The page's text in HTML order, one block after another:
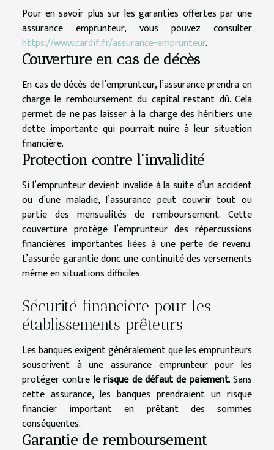
Pour en savoir plus sur les garanties offertes par une
assurance emprunteur, vous pouvez consulter
https://www.cardif.fr/assurance-emprunteur.
Couverture en cas de décès
En cas de décès de l’emprunteur, l’assurance prendra en
charge le remboursement du capital restant dû. Cela
permet de ne pas laisser à la charge des héritiers une
dette importante qui pourrait nuire à leur situation
financière.
Protection contre l’invalidité
Si l’emprunteur devient invalide à la suite d’un accident
ou d’une maladie, l’assurance peut couvrir tout ou
partie des mensualités de remboursement. Cette
couverture protège l’emprunteur des répercussions
financières importantes liées à une perte de revenu.
L’assurée garantie donc une continuité des versements
même en situations difficiles.
Sécurité financière pour les
établissements prêteurs
Les banques exigent généralement que les emprunteurs
souscrivent à une assurance emprunteur pour les
protéger contre le risque de défaut de paiement. Sans
cette assurance, les banques prendraient un risque
financier important en prêtant des sommes
conséquentes.
Garantie de remboursement